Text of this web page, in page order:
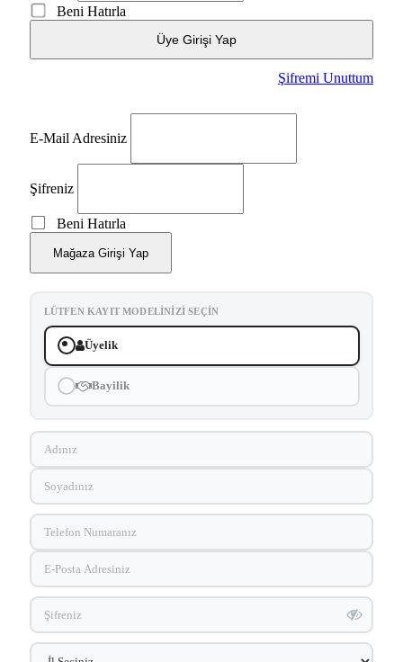
Beni Hatırla
Üye Girişi Yap
Şifremi Unuttum
E-Mail Adresiniz
Şifreniz
Beni Hatırla
Mağaza Girişi Yap
LÜTFEN KAYIT MODELINIZI SEÇIN
Üyelik
Bayilik